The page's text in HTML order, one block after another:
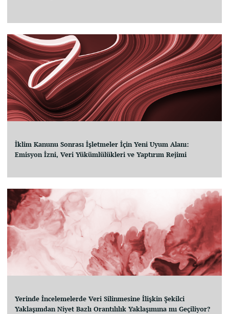
İklim Kanunu Sonrası İşletmeler İçin Yeni Uyum Alanı:
Emisyon İzni, Veri Yükümlülükleri ve Yaptırım Rejimi
Yerinde İncelemelerde Veri Silinmesine İlişkin Şekilci
Yaklaşımdan Niyet Bazlı Orantılılık Yaklaşımına mı Geçiliyor?